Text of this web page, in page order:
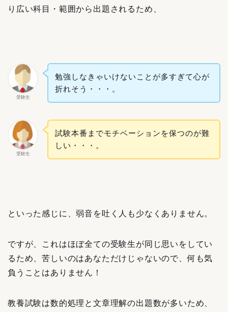
り広い科目・範囲から出題されるため、
受験生
勉強しなきゃいけないことが多すぎて心が
折れそう・・・。
受験生
試験本番までモチベーションを保つのが難
しい・・・。
といった感じに、弱音を吐く人も少なくありません。
ですが、これはほぼ全ての受験生が同じ思いをしてい
るため、苦しいのはあなただけじゃないので、何も気
負うことはありません！
教養試験は数的処理と文章理解の出題数が多いため、